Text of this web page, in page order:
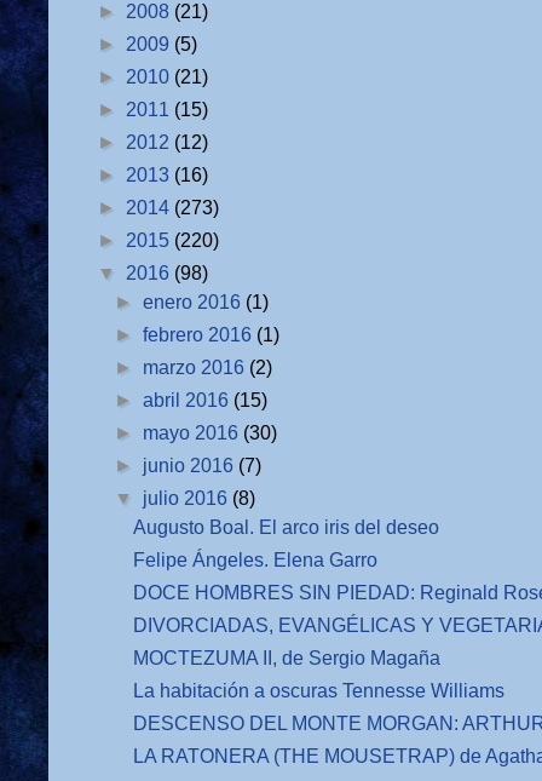
► 2008 (21)
► 2009 (5)
► 2010 (21)
► 2011 (15)
► 2012 (12)
► 2013 (16)
► 2014 (273)
► 2015 (220)
▼ 2016 (98)
►enero 2016 (1)
►febrero 2016 (1)
► marzo 2016 (2)
►abril 2016 (15)
► mayo 2016 (30)
► junio 2016 (7)
▼ julio 2016 (8)
Augusto Boal. El arco iris del deseo
Felipe Ángeles. Elena Garro
DOCE HOMBRES SIN PIEDAD: Reginald
DIVORCIADAS, EVANGÉLICAS Y
MOCTEZUMA II, de Sergio Magaña
La habitación a oscuras Tennesse Williams
DESCENSO DEL MONTE MORGAN:
LA RATONERA (THE MOUSETRAP) de